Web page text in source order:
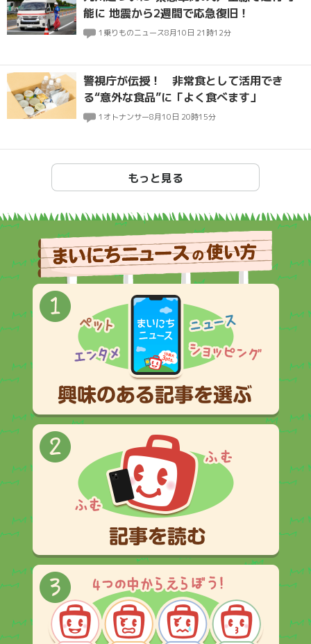
能に 地震から2週間で応急復旧！
1 乗りものニュース8月10日 21時12分
警視庁が伝授！ 非常食として活用でき
る“意外な食品”に「よく食べます」
1 オトナンサー8月10日 20時15分
もっと見る